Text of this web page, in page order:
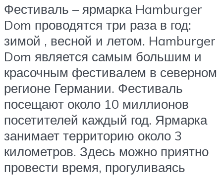
Фестиваль – ярмарка Hamburger
Dom проводятся три раза в год:
зимой , весной и летом. Hamburger
Dom является самым большим и
красочным фестивалем в северном
регионе Германии. Фестиваль
посещают около 10 миллионов
посетителей каждый год. Ярмарка
занимает территорию около 3
километров. Здесь можно приятно
провести время, прогуливаясь